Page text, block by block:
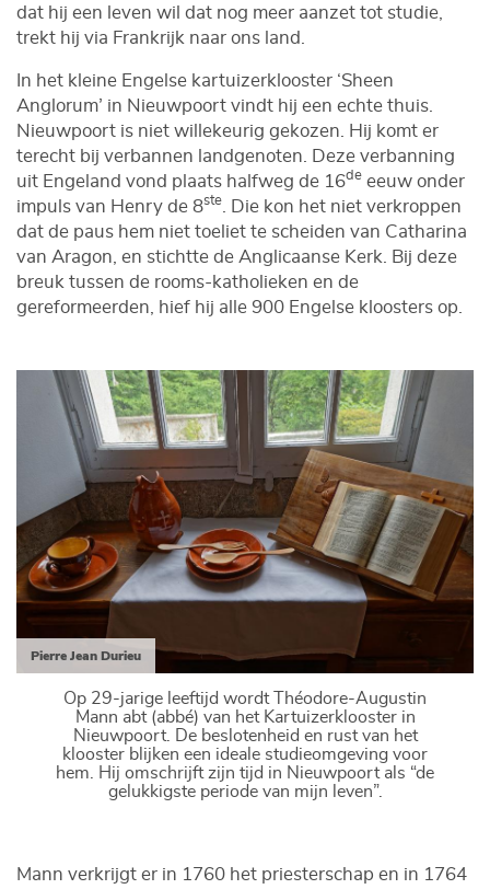
dat hij een leven wil dat nog meer aanzet tot studie,
trekt hij via Frankrijk naar ons land.
In het kleine Engelse kartuizerklooster ‘Sheen
Anglorum’ in Nieuwpoort vindt hij een echte thuis.
Nieuwpoort is niet willekeurig gekozen. Hij komt er
terecht bij verbannen landgenoten. Deze verbanning
uit Engeland vond plaats halfweg de 16de eeuw onder
impuls van Henry de 8ste
. Die kon het niet verkroppen
dat de paus hem niet toeliet te scheiden van Catharina
van Aragon, en stichtte de Anglicaanse Kerk. Bij deze
breuk tussen de rooms-katholieken en de
gereformeerden, hief hij alle 900 Engelse kloosters op.
Pierre Jean Durieu
Op 29-jarige leeftijd wordt Théodore-Augustin
Mann abt (abbé) van het Kartuizerklooster in
Nieuwpoort. De beslotenheid en rust van het
klooster blijken een ideale studieomgeving voor
hem. Hij omschrijft zijn tijd in Nieuwpoort als “de
gelukkigste periode van mijn leven”.
Mann verkrijgt er in 1760 het priesterschap en in 1764